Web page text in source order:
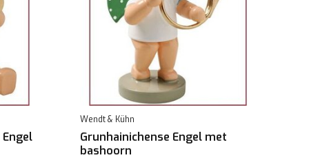
Wendt & Kühn
Grunhainichense Engel met
bashoorn